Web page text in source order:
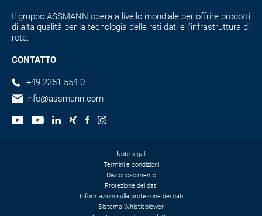
Il gruppo ASSMANN opera a livello mondiale per offrire prodotti
di alta qualità per la tecnologia delle reti dati e l'infrastruttura di
rete.
CONTATTO
+49 2351 554 0
info@assmann.com
Note legali
Termini e condizioni
Disconoscimento
Protezione dei dati
Informazioni sulla protezione dei dati
Sistema Whistleblower